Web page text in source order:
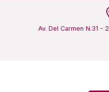
Av. Del Carmen N.31 -